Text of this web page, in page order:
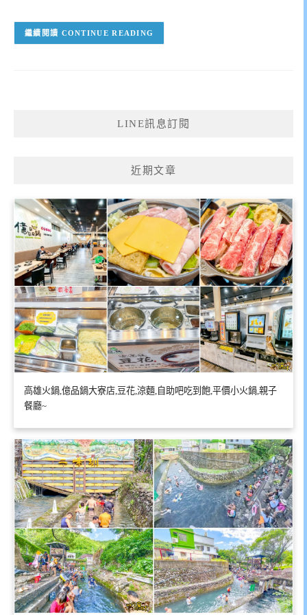
CONTINUE READING
LINE訊息訂閱
近期文章
高雄火鍋,億品鍋大寮店,豆花,涼麵,自助吧吃到飽,平價小火鍋,親子
餐廳~